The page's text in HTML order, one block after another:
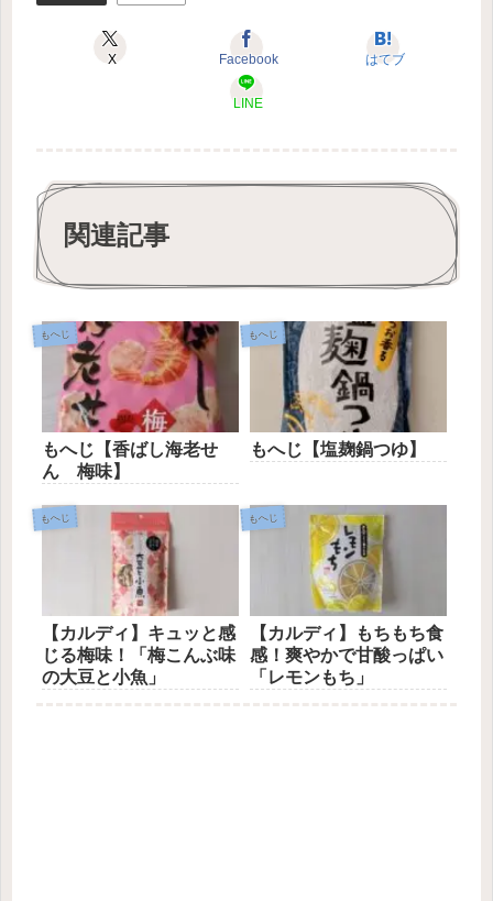
X Facebook はてブ
LINE
関連記事
もへじ
もへじ【香ばし海老せ
ん 梅味】
もへじ
もへじ【塩麹鍋つゆ】
もへじ
【カルディ】キュッと感
じる梅味！「梅こんぶ味
の大豆と小魚」
もへじ
【カルディ】もちもち食
感！爽やかで甘酸っぱい
「レモンもち」